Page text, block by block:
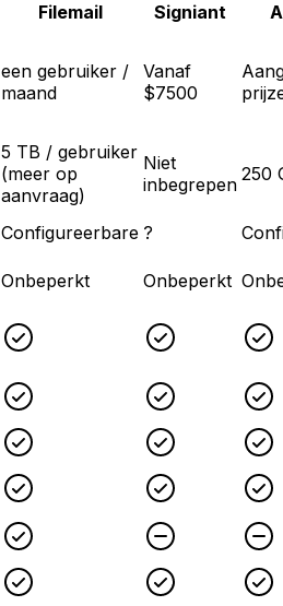
Filemail
Signiant
een gebruiker /
maand
Vanaf
$7500
5 TB / gebruiker
(meer op
aanvraag)
Niet
inbegrepen 250
Configureerbare ?
Onbeperkt Onbeperkt
Checked
Checked
Checked
Checked
Unchecked
Checked